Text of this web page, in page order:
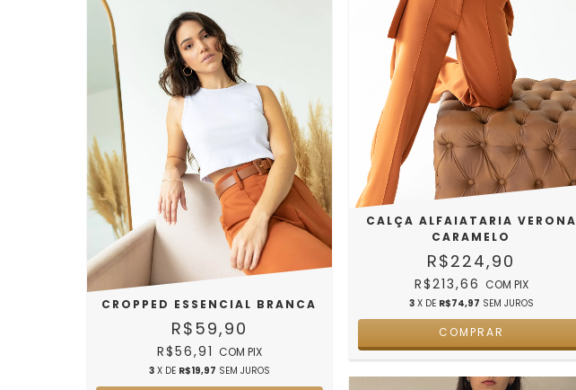
CROPPED ESSENCIAL BRANCA
R$59,90
R$56,91 COM PIX
3 X DE R$19,97 SEM JUROS
CALÇA ALFAIATARIA VERONA
CARAMELO
R$224,90
R$213,66 COM PIX
3 X DE R$74,97 SEM JUROS
COMPRAR